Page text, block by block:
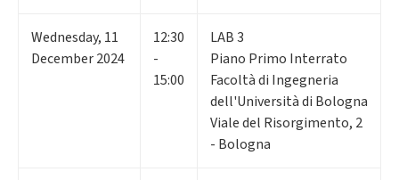
Wednesday, 11
December 2024
12:30
-
15:00
LAB 3
Piano Primo Interrato
Facoltà di Ingegneria
dell'Università di Bologna
Viale del Risorgimento, 2
- Bologna